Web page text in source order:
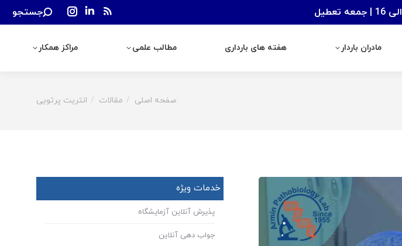
Rss
window
Linkedin
opens
window
Instagram
opens
Search:
جستجو
مادران باردار هفته های بارداری مطالب علمی مراکز همکار
You are here:
صفحه اصلی مقالات انتریت پرتویی
خدمات ویژه
پذیرش آنلاین آزمایشگاه
جواب دهی آنلاین
مادران باردار مراکز همکار